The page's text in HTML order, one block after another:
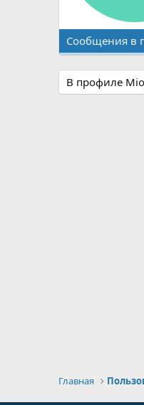
Сообщения в
В профиле
Главная